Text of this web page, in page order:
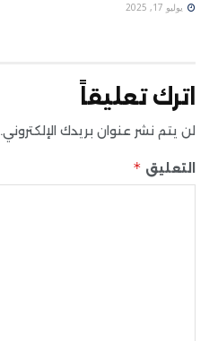
يوليو 17, 2025
اترك تعليقاً
لن يتم نشر عنوان بريدك الإلكتروني.
التعليق *